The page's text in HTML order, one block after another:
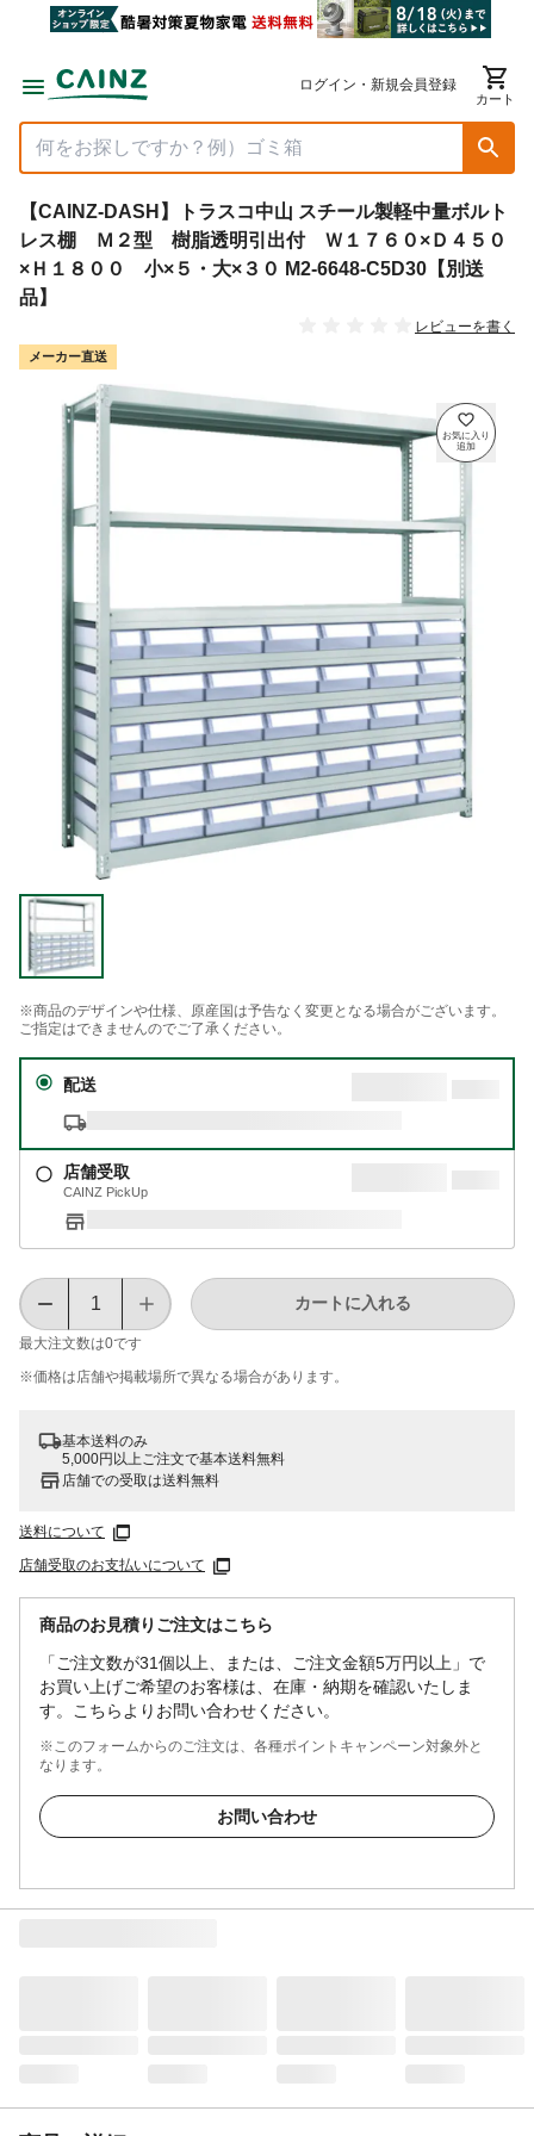
ログイン・新規会員登録
カート
【CAINZ-DASH】トラスコ中山 スチール製軽中量ボルト
レス棚 Ｍ２型 樹脂透明引出付 Ｗ１７６０×Ｄ４５０
×Ｈ１８００ 小×５・大×３０ M2-6648-C5D30【別送
品】
レビューを書く
メーカー直送
※商品のデザインや仕様、原産国は予告なく変更となる場合がございます。
ご指定はできませんのでご了承ください。
配送
店舗受取
CAINZ PickUp
最大注文数は0です
カートに入れる
※価格は​店舗や​掲載場所で​異なる​場合が​あります。
基本送料のみ
5,000円以上ご注文で基本送料無料
店舗での受取は送料無料
送料について
店舗受取のお支払いについて
商品のお見積りご注文はこちら
「ご注文数が31個以上、または、ご注文金額5万円以上」で
お買い上げご希望のお客様は、在庫・納期を確認いたしま
す。こちらよりお問い合わせください。
※このフォームからのご注文は、各種ポイントキャンペーン対象外と
なります。
お問い合わせ